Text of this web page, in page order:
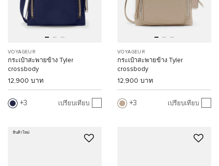
VOYAGEUR
กระเป๋าสะพายข้าง Tyler
crossbody
12,900 บาท
3 เปรียบเทียบ
VOYAGEUR
กระเป๋าสะพายข้าง Tyler
crossbody
12,900 บาท
3 เปรียบเทียบ
สินค้าใหม่